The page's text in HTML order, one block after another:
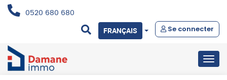
0520 680 680
Se connecter
FRANÇAIS